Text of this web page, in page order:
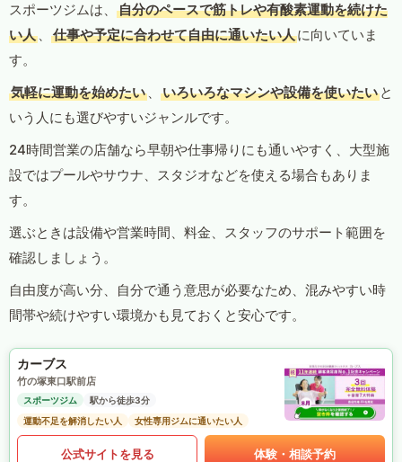
スポーツジムは、
自分のペースで筋トレや有酸素運動を続けた
い人 、 仕事や予定に合わせて自由に通いたい人に向いていま
す。
気軽に運動を始めたい 、 いろいろなマシンや設備を使いたい と
いう人にも選びやすいジャンルです。
24時間営業の店舗なら早朝や仕事帰りにも通いやすく、大型施
設ではプールやサウナ、スタジオなどを使える場合もありま
す。
選ぶときは設備や営業時間、料金、スタッフのサポート範囲を
確認しましょう。
自由度が高い分、自分で通う意思が必要なため、混みやすい時
間帯や続けやすい環境かも見ておくと安心です。
カーブス
竹の塚東口駅前店
スポーツジム
駅から徒歩3分
運動不足を解消したい人
女性専用ジムに通いたい人
公式サイトを見る 体験・相談予約